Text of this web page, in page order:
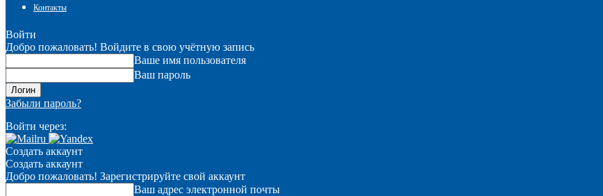
Контакты
Войти
Добро пожаловать! Войдите в свою учётную запись
Ваше имя пользователя
Ваш пароль
Забыли пароль?
Войти через:
Создать аккаунт
Создать аккаунт
Добро пожаловать! Зарегистрируйте свой аккаунт
Ваш адрес электронной почты